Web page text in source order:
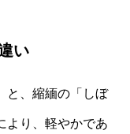
い
と、縮緬の「しぼ
より、軽やかであ